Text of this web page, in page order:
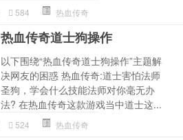
584 热血传奇
热血传奇道士狗操作
以下围绕“热血传奇道士狗操作”主题解
决网友的困惑 热血传奇:道士害怕法师
圣狗，学会什么技能法师对你毫无办
法? 在热血传奇这款游戏当中道士这...
524 热血传奇